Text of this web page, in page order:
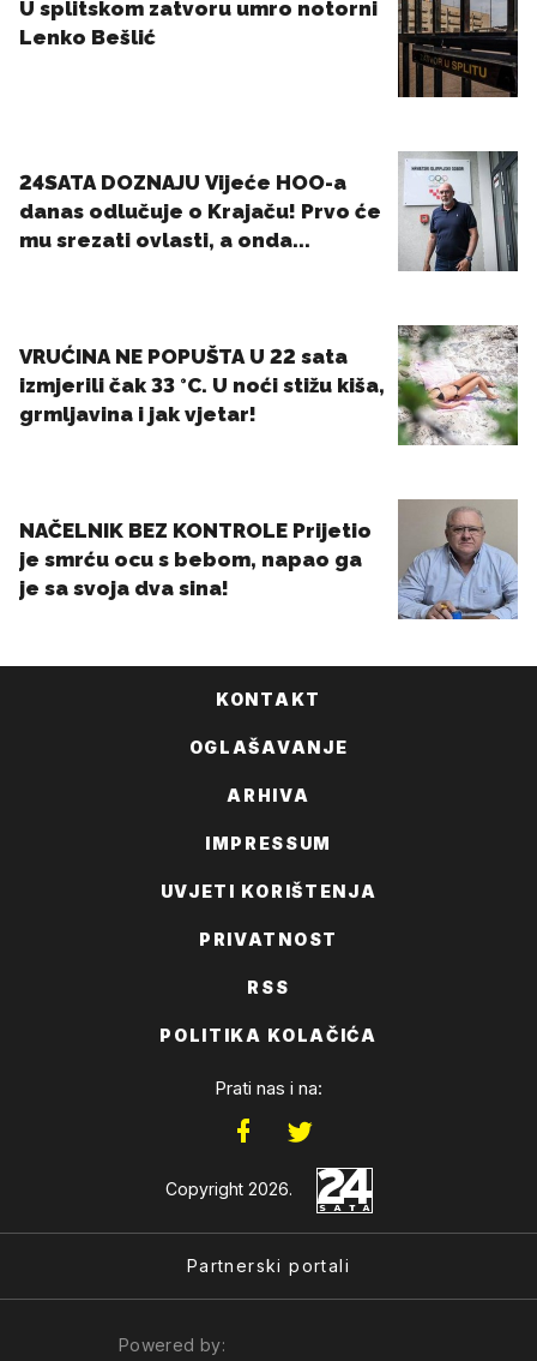
KONTAKT
OGLAŠAVANJE
ARHIVA
IMPRESSUM
UVJETI KORIŠTENJA
PRIVATNOST
RSS
POLITIKA KOLAČIĆA
Prati nas i na:
Copyright 2026.
Partnerski portali
Powered by: